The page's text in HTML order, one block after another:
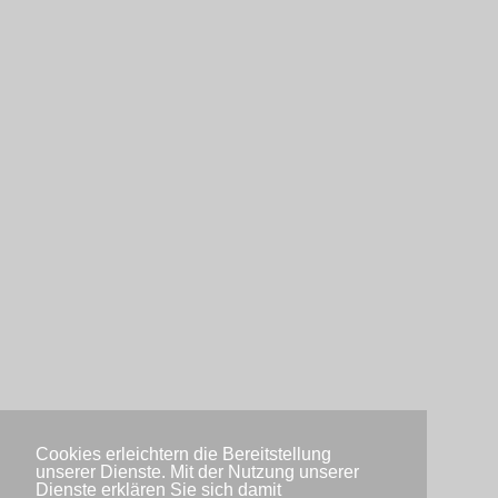
Cookies erleichtern die Bereitstellung
unserer Dienste. Mit der Nutzung unserer
Dienste erklären Sie sich damit